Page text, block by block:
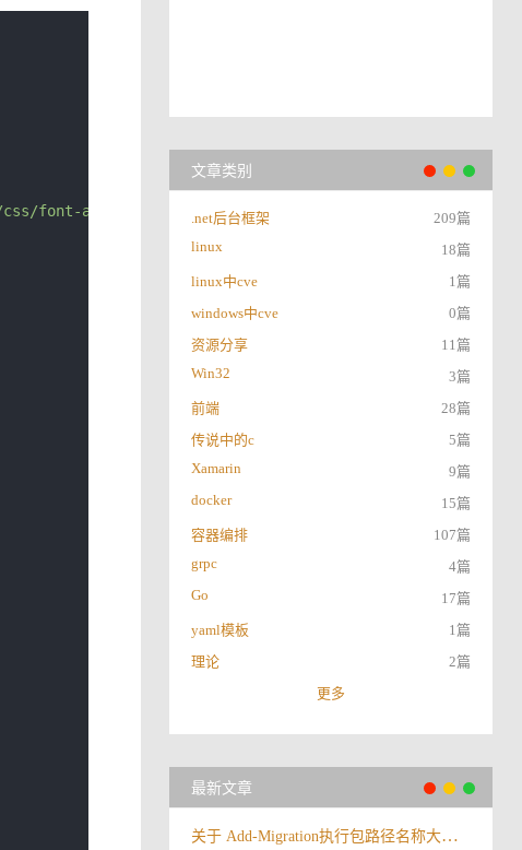
font-awesome.min.css" integrity
"sha384-
文章类别
.net后台框架
209篇
linux
18篇
linux中cve
1篇
windows中cve
0篇
资源分享
11篇
Win32
3篇
前端
28篇
传说中的c
5篇
Xamarin
9篇
docker
15篇
容器编排
107篇
grpc
4篇
Go
17篇
yaml模板
1篇
理论
2篇
更多
最新文章
关于 Add-Migration执行包路径名称大小写报错